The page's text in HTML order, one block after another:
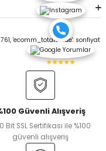
'ecomm_totalvalue': sonfiyat
Güvenli Alışveriş
Bit SSL Sertifikası ile %100
güvenli alışveriş
★★★★★